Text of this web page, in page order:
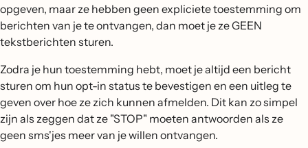
opgeven, maar ze hebben geen expliciete toestemming om
berichten van je te ontvangen, dan moet je ze GEEN
tekstberichten sturen.
Zodra je hun toestemming hebt, moet je altijd een bericht
sturen om hun opt-in status te bevestigen en een uitleg te
geven over hoe ze zich kunnen afmelden. Dit kan zo simpel
zijn als zeggen dat ze "STOP" moeten antwoorden als ze
geen sms'jes meer van je willen ontvangen.